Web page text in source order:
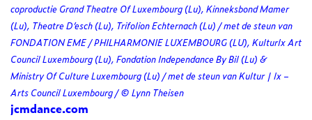
coproductie Grand Theatre Of Luxembourg (Lu), Kinneksbond Mamer
(Lu), Theatre D’esch (Lu), Trifolion Echternach (Lu) / met de steun van
FONDATION EME / PHILHARMONIE LUXEMBOURG (LU), Kulturlx Art
Council Luxembourg (Lu), Fondation Independance By Bil (Lu) &
Ministry Of Culture Luxembourg (Lu) / met de steun van Kultur | lx –
Arts Council Luxembourg / © Lynn Theisen
jcmdance.com